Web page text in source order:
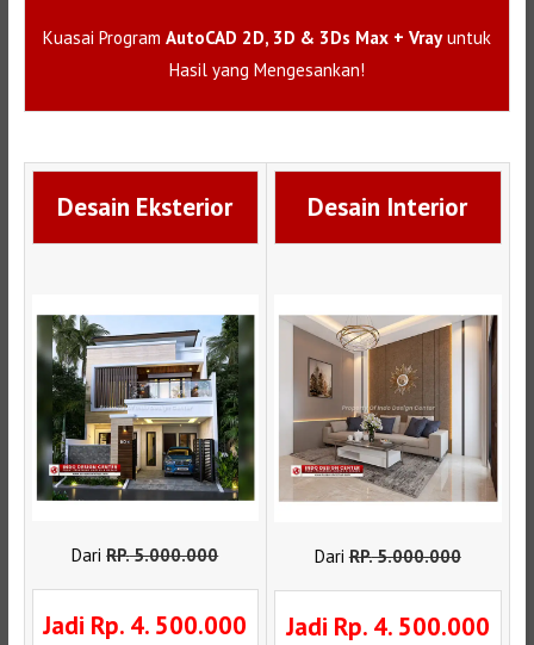
Kuasai Program AutoCAD 2D, 3D & 3Ds Max + Vrayuntuk
Hasil yang Mengesankan!
Desain Eksterior
DariRP.5.000.000
Jadi Rp. 4. 500.000
Desain Interior
DariRP.5.000.000
Jadi Rp. 4. 500.000